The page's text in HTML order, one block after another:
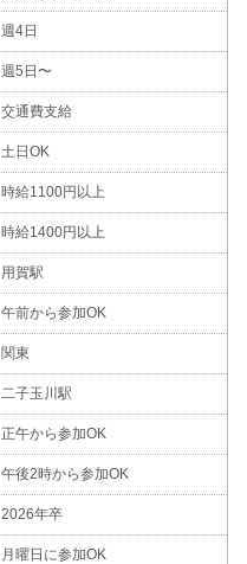
週4日
週5日〜
交通費支給
土日OK
時給1100円以上
時給1400円以上
用賀駅
午前から参加OK
関東
二子玉川駅
正午から参加OK
午後2時から参加OK
2026年卒
月曜日に参加OK